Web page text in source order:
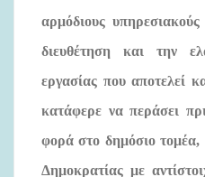
αρμόδιους
διευθέτηση και την
εργασίας που αποτελεί
κατάφερε να περάσει
φορά στο δημόσιο
Δημοκρατίας με